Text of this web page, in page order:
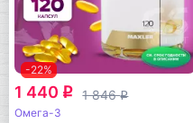
-22%
1 440 q 1 846q
Омега-3